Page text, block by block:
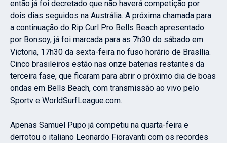
então já foi decretado que não haverá competição por
dois dias seguidos na Austrália. A próxima chamada para
a continuação do Rip Curl Pro Bells Beach apresentado
por Bonsoy, já foi marcada para as 7h30 do sábado em
Victoria, 17h30 da sexta-feira no fuso horário de Brasília.
Cinco brasileiros estão nas onze baterias restantes da
terceira fase, que ficaram para abrir o próximo dia de boas
ondas em Bells Beach, com transmissão ao vivo pelo
Sportv e WorldSurfLeague.com.
Apenas Samuel Pupo já competiu na quarta-feira e
derrotou o italiano Leonardo Fioravanti com os recordes